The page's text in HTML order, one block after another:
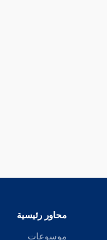
محاور رئيسية
موسوعات